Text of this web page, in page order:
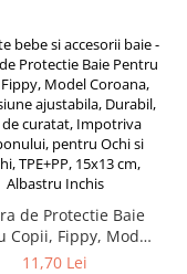
de Protectie Baie
Copii, Fippy, Model
Dimensiune
11,70 Lei